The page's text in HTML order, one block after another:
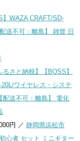
】WAZA CRAFT/SD-
送不可：離島】 雑貨 日
るさと納税】【BOSS】
20L/ワイヤレス・システ
配送不可：離島】 電化
円 ／ 静岡県浜松市
心者 セット ミニギター